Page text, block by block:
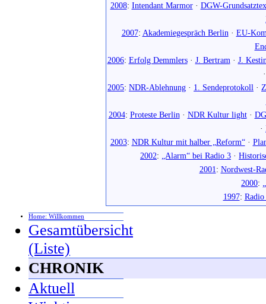
2008: Intendant Marmor· DGW-
2007: Akademiegespräch Berlin · EU-
2006: Erfolg Demmlers· J. Bertram · J.
2005: NDR-Ablehnung · 1. Sendeprotokoll ·
2004: Proteste Berlin · NDR Kultur light·
·
2003: NDR Kultur mit halber „Reform“·
2002: „Alarm“ bei Radio 3 ·
2001: Nordwest-
2000:
1997:
Home: Willkommen
Gesamtübersicht
(Liste)
CHRONIK
Aktuell